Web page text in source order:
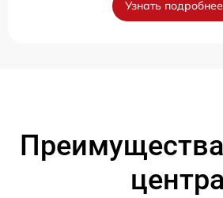
Узнать подробнее
центра